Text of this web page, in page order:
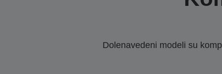
Dolenavedeni modeli su